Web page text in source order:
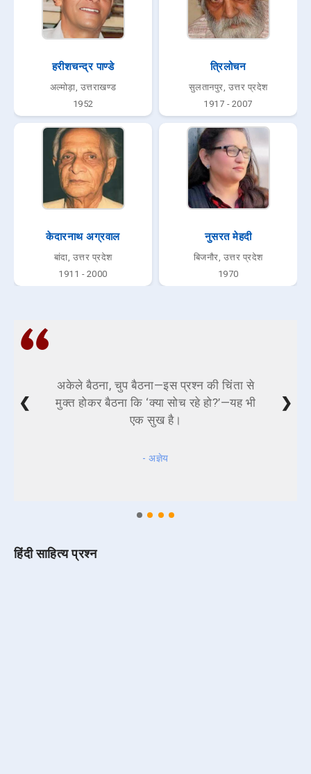
हरीशचन्द्र पाण्डे
अल्मोड़ा, उत्तराखण्ड
1952
त्रिलोचन
सुलतानपुर, उत्तर प्रदेश
1917 - 2007
केदारनाथ अग्रवाल
बांदा, उत्तर प्रदेश
1911 - 2000
नुसरत मेहदी
बिजनौर, उत्तर प्रदेश
1970
अकेले बैठना, चुप बैठना—इस प्रश्न की चिंता से
मुक्त होकर बैठना कि ‘क्या सोच रहे हो?’—यह भी
एक सुख है।
- अज्ञेय
❮ ❯
हिंदी साहित्य प्रश्न